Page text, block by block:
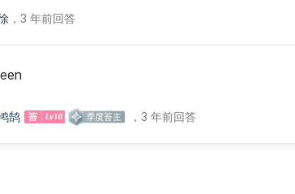
， 3 年前回答
鹄 ，3 年前回答